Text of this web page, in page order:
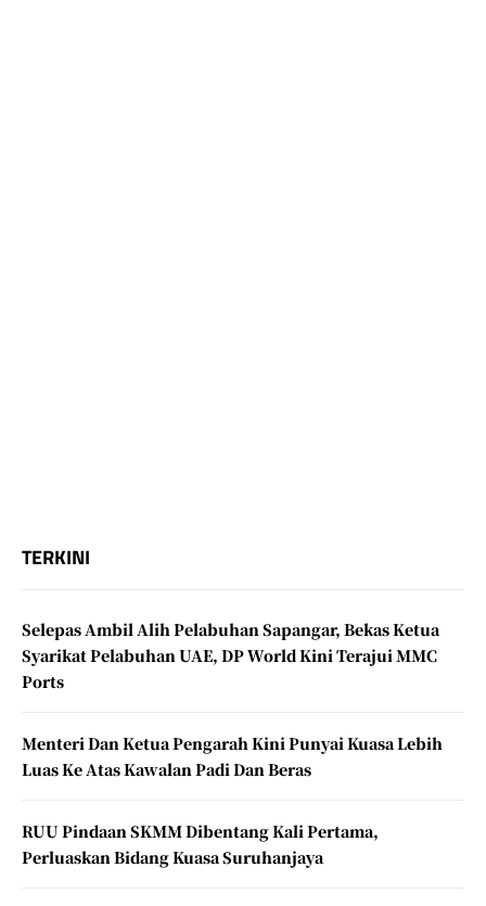
TERKINI
Selepas Ambil Alih Pelabuhan Sapangar, Bekas Ketua
Syarikat Pelabuhan UAE, DP World Kini Terajui MMC
Ports
Menteri Dan Ketua Pengarah Kini Punyai Kuasa Lebih
Luas Ke Atas Kawalan Padi Dan Beras
RUU Pindaan SKMM Dibentang Kali Pertama,
Perluaskan Bidang Kuasa Suruhanjaya